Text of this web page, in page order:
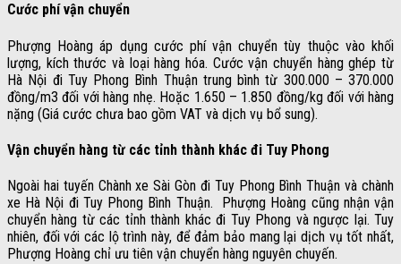
Cước phí vận chuyển
Phượng Hoàng áp dụng cước phí vận chuyển tùy thuộc vào khối
lượng, kích thước và loại hàng hóa. Cước vận chuyển hàng ghép từ
Hà Nội đi Tuy Phong Bình Thuận trung bình từ 300.000 – 370.000
đồng/m3 đối với hàng nhẹ. Hoặc 1.650 – 1.850 đồng/kg đối với hàng
nặng (Giá cước chưa bao gồm VAT và dịch vụ bổ sung).
Vận chuyển hàng từ các tỉnh thành khác đi Tuy Phong
Ngoài hai tuyến Chành xe Sài Gòn đi Tuy Phong Bình Thuận và chành
xe Hà Nội đi Tuy Phong Bình Thuận. Phượng Hoàng cũng nhận vận
chuyển hàng từ các tỉnh thành khác đi Tuy Phong và ngược lại. Tuy
nhiên, đối với các lộ trình này, để đảm bảo mang lại dịch vụ tốt nhất,
Phượng Hoàng chỉ ưu tiên vận chuyển hàng nguyên chuyến.